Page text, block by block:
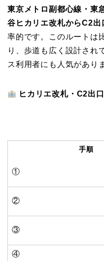
東京メトロ副都心線・東
谷ヒカリエ改札からC2出
率的です。このルートは
り、歩道も広く設計され
ス利用者にも人気があり
ヒカリエ改札・C2出
手順
①
②
③
④